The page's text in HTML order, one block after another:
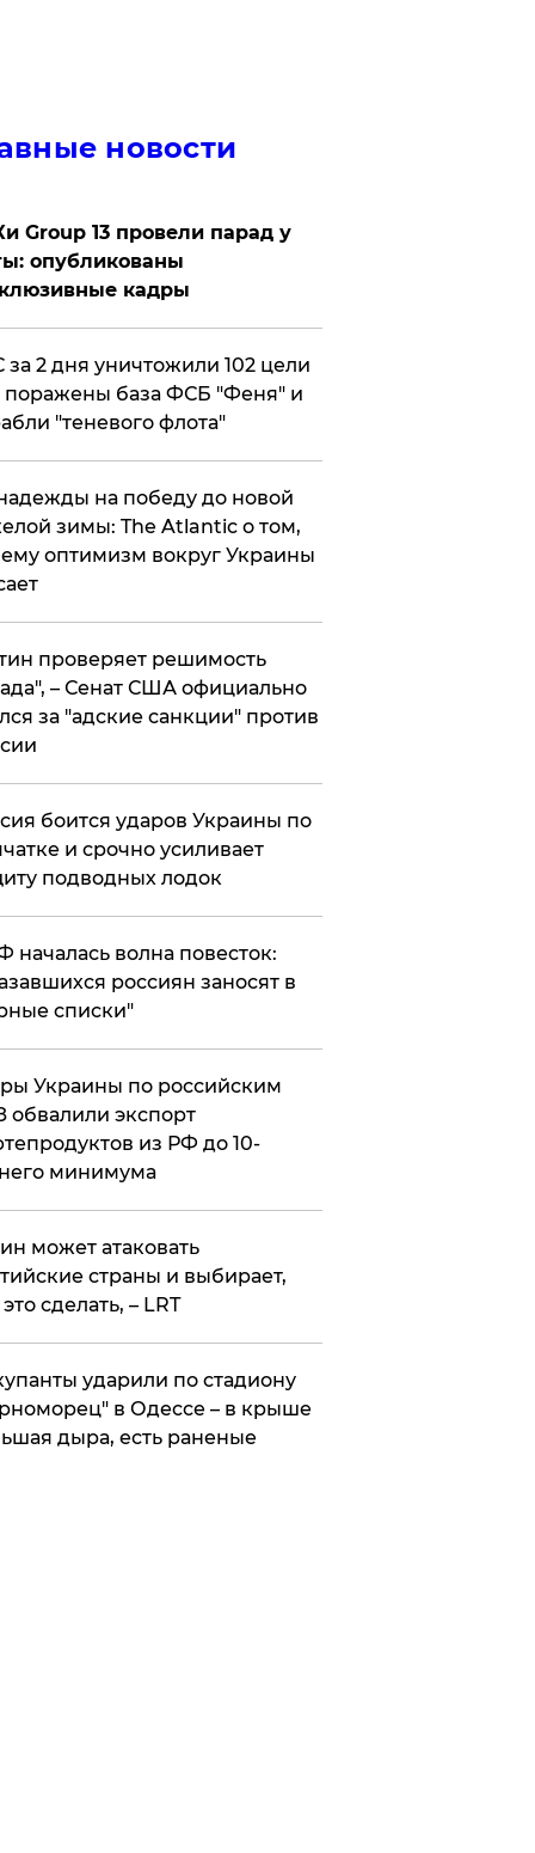
новости
Group 13 провели парад у
опубликованы
кадры
за 2 дня уничтожили 102 цели
база ФСБ "Феня" и
"теневого флота"
на победу до новой
зимы: The Atlantic о том,
оптимизм вокруг Украины
проверяет решимость
– Сенат США официально
за "адские санкции" против
боится ударов Украины по
и срочно усиливает
подводных лодок
началась волна повесток:
россиян заносят в
списки"
Украины по российским
обвалили экспорт
из РФ до 10-
минимума
может атаковать
страны и выбирает,
сделать, – LRT
ударили по стадиону
в Одессе – в крыше
дыра, есть раненые